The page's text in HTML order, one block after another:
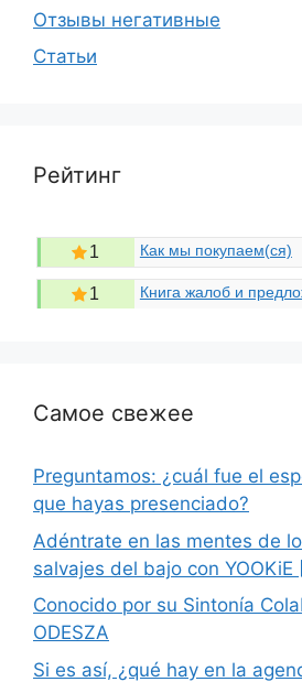
Отзывы негативные
Статьи
Рейтинг
1 Как мы покупаем(ся)
1 Книга жалоб и
Самое свежее
Preguntamos: ¿cuál fue el
que hayas presenciado?
Adéntrate en las mentes de
salvajes del bajo con YOOKiE
Conocido por su Sintonía
ODESZA
Si es así, ¿qué hay en la